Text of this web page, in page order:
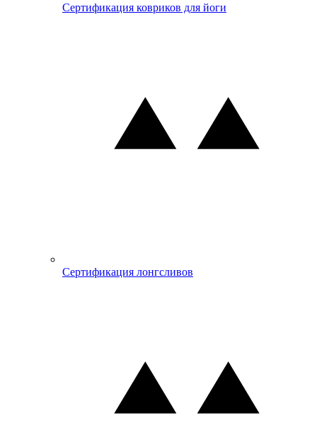
Сертификация ковриков для йоги
Сертификация лонгсливов